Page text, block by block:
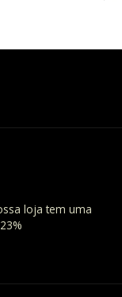
loja tem uma